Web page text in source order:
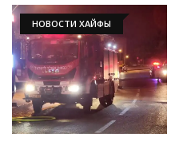
НОВОСТИ ХАЙФЫ